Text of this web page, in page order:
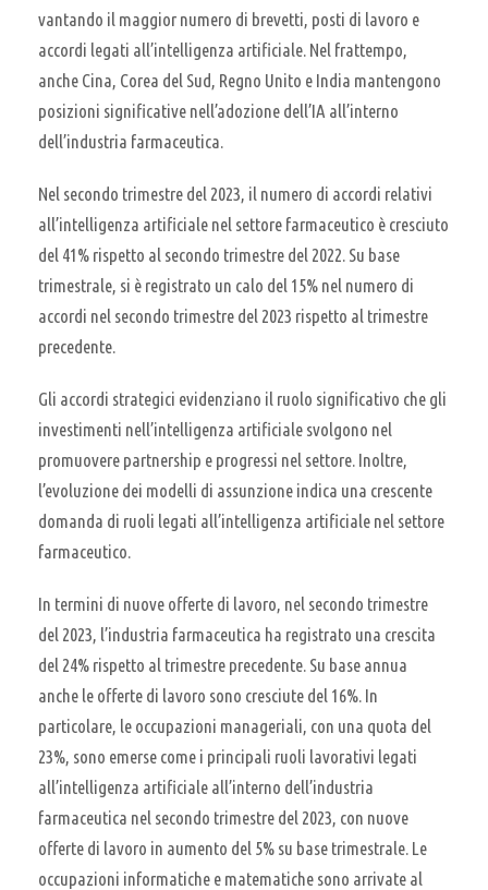
vantando il maggior numero di brevetti, posti di lavoro e
accordi legati all’intelligenza artificiale. Nel frattempo,
anche Cina, Corea del Sud, Regno Unito e India mantengono
posizioni significative nell’adozione dell’IA all’interno
dell’industria farmaceutica.
Nel secondo trimestre del 2023, il numero di accordi relativi
all’intelligenza artificiale nel settore farmaceutico è cresciuto
del 41% rispetto al secondo trimestre del 2022. Su base
trimestrale, si è registrato un calo del 15% nel numero di
accordi nel secondo trimestre del 2023 rispetto al trimestre
precedente.
Gli accordi strategici evidenziano il ruolo significativo che gli
investimenti nell’intelligenza artificiale svolgono nel
promuovere partnership e progressi nel settore. Inoltre,
l’evoluzione dei modelli di assunzione indica una crescente
domanda di ruoli legati all’intelligenza artificiale nel settore
farmaceutico.
In termini di nuove offerte di lavoro, nel secondo trimestre
del 2023, l’industria farmaceutica ha registrato una crescita
del 24% rispetto al trimestre precedente. Su base annua
anche le offerte di lavoro sono cresciute del 16%. In
particolare, le occupazioni manageriali, con una quota del
23%, sono emerse come i principali ruoli lavorativi legati
all’intelligenza artificiale all’interno dell’industria
farmaceutica nel secondo trimestre del 2023, con nuove
offerte di lavoro in aumento del 5% su base trimestrale. Le
occupazioni informatiche e matematiche sono arrivate al